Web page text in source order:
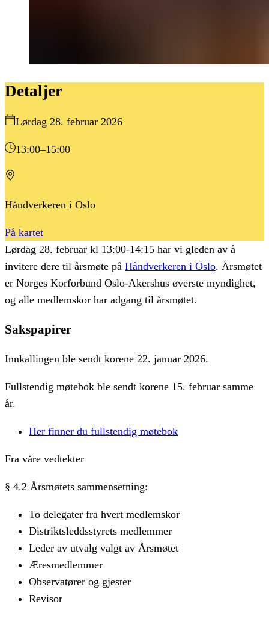
Detaljer
Lørdag 28. februar 2026
13:00–15:00
Håndverkeren i Oslo
På kartet
Lørdag 28. februar kl 13:00-14:15 har vi gleden av å
invitere dere til årsmøte på Håndverkeren i Oslo. Årsmøtet
er Norges Korforbund Oslo-Akershus øverste myndighet,
og alle medlemskor har adgang til årsmøtet.
Sakspapirer
Innkallingen ble sendt korene 22. januar 2026.
Fullstendig møtebok ble sendt korene 15. februar samme
år.
Her finner du fullstendig møtebok
Fra våre vedtekter
§ 4.2 Årsmøtets sammensetning:
To delegater fra hvert medlemskor
Distriktsleddsstyrets medlemmer
Leder av utvalg valgt av Årsmøtet
Æresmedlemmer
Observatører og gjester
Revisor